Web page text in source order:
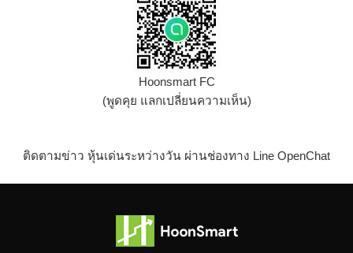
Hoonsmart FC
(พูดคุย แลกเปลี่ยนความเห็น)
ติดตามข่าว หุ้นเด่นระหว่างวัน ผ่านช่องทาง Line OpenChat